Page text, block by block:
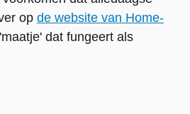
op de website van Home-
dat fungeert als